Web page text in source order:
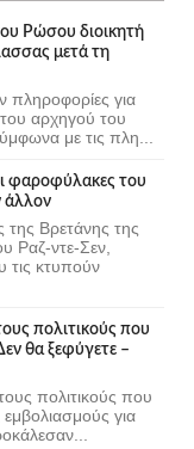
Ρώσου διοικητή
μετά τη
πληροφορίες για
αρχηγού του
με τις πλη...
φαροφύλακες του
άλλον
της Βρετάνης της
Ραζ-ντε-Σεν,
τις κτυπούν
πολιτικούς που
θα ξεφύγετε –
πολιτικούς που
εμβολιασμούς για